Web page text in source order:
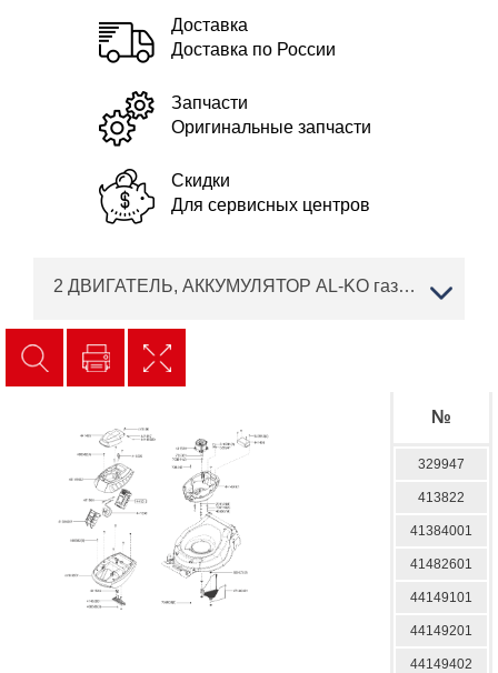
Доставка
Доставка по России
Запчасти
Оригинальные запчасти
Скидки
Для сервисных центров
2 ДВИГАТЕЛЬ, АККУМУЛЯТОР AL-KO газонокосилка аккумуляторная Moweo 46.5 Li Артикул: 119706 с 06/2015 до 08/2016
№
329947
413822
41384001
41482601
44149101
44149201
44149402